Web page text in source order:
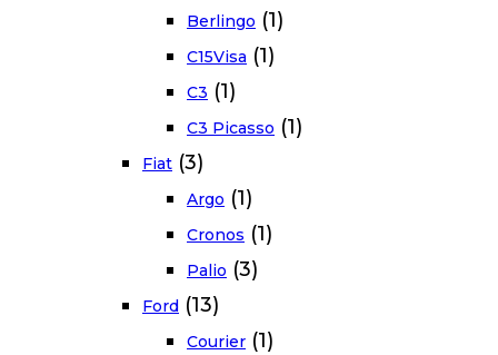
Berlingo (1)
C15Visa (1)
C3 (1)
C3 Picasso (1)
Fiat (3)
Argo (1)
Cronos (1)
Palio (3)
Ford (13)
Courier (1)